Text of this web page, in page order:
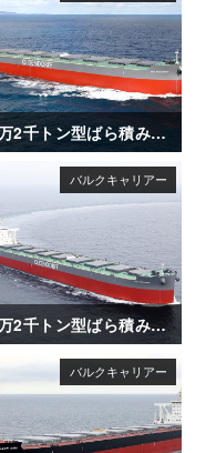
18万2千トン型ばら積み運搬船「GINA OLDENDORFF」
18万2千トン型ばら積み運搬船「ALICE OLDENDORFF」